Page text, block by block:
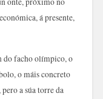
á presente,
do facho olímpico, o
o máis concreto
a súa torre da